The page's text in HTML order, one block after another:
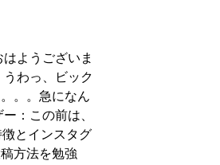
ようございま
わっ、ビック
。。急になん
：この前は、
とインスタグ
方法を勉強